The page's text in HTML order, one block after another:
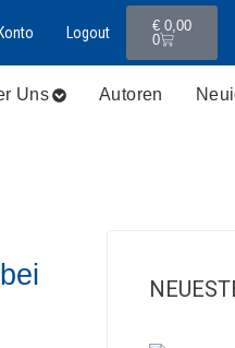
Logout €0,00
0
Uns Autoren